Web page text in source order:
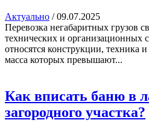
Актуально /09.07.2025
Перевозка негабаритных грузов
технических и организационных
относятся конструкции, техника
масса которых превышают...
Как вписать баню в
загородного участка?